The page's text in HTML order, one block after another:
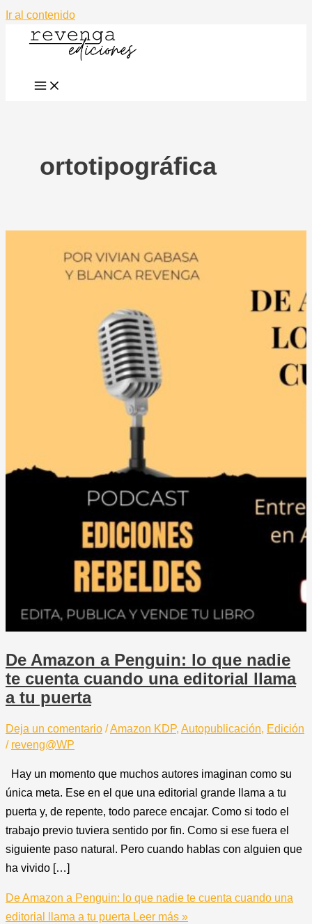
Ir al contenido
ortotipográfica
De Amazon a Penguin: lo que nadie
te cuenta cuando una editorial llama
a tu puerta
Deja un comentario /Amazon KDP, Autopublicación, Edición
/ reveng@WP
Hay un momento que muchos autores imaginan como su
única meta. Ese en el que una editorial grande llama a tu
puerta y, de repente, todo parece encajar. Como si todo el
trabajo previo tuviera sentido por fin. Como si ese fuera el
siguiente paso natural. Pero cuando hablas con alguien que
ha vivido […]
De Amazon a Penguin: lo que nadie te cuenta cuando una
editorial llama a tu puerta Leer más »